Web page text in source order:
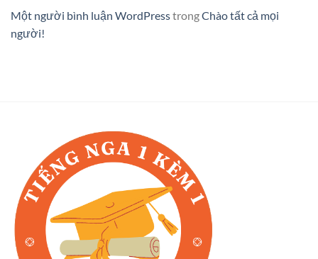
Một người bình luận WordPresstrongChào tất cả mọi
người!